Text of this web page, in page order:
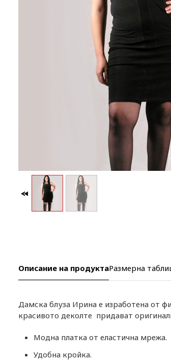
Описание на продуктаРазмерна
Дамска блуза Ирина е изработена от
красивото деколте придават
Модна платка от еластична мрежа.
Удобна кройка.